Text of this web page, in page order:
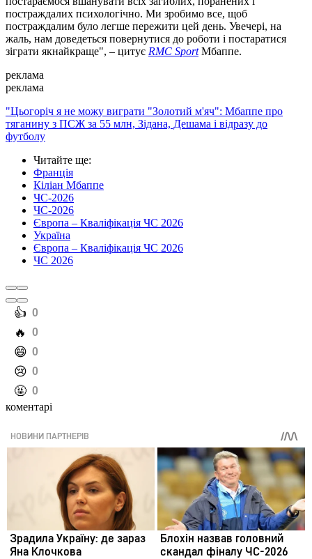
постраждалих психологічно. Ми зробимо все, щоб
постраждалим було легше пережити цей день. Увечері, на
жаль, нам доведеться повернутися до роботи і постаратися
зіграти якнайкраще", – цитує RMC SportМбаппе.
реклама
реклама
"Цьогоріч я не можу виграти "Золотий м'яч": Мбаппе про
тяганину з ПСЖ за 55 млн, Зідана, Дешама і відразу до
футболу
Читайте ще:
Франція
Кіліан Мбаппе
ЧС-2026
ЧС-2026
Європа – Кваліфікація ЧС 2026
Україна
Європа – Кваліфікація ЧС 2026
ЧС 2026
️👍 0
️🔥 0
️😄 0
️😢 0
️🤬 0
коментарі